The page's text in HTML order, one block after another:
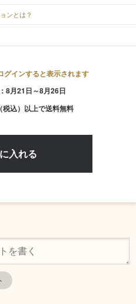
ンとは？
グインすると表示されます
8月21日～8月26日
込）以上で送料無料